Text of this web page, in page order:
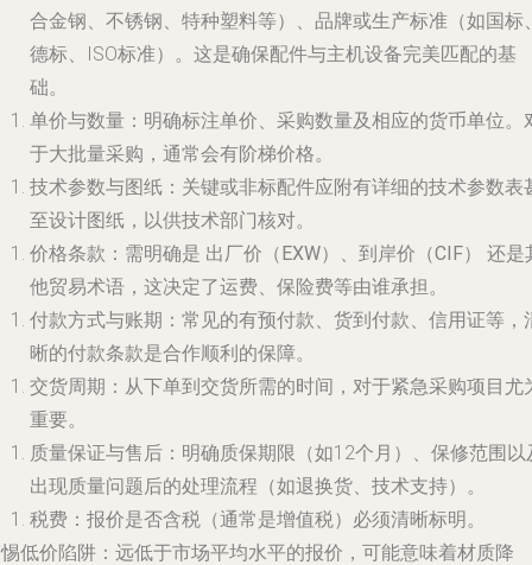
合金钢、不锈钢、特种塑料等）、品牌或生产标准（如国标
德标、ISO标准）。这是确保配件与主机设备完美匹配的基
础。
单价与数量 ：明确标注单价、采购数量及相应的货币单位。
于大批量采购，通常会有阶梯价格。
技术参数与图纸 ：关键或非标配件应附有详细的技术参数表
至设计图纸，以供技术部门核对。
价格条款 ：需明确是 出厂价（EXW） 、 到岸价（CIF）
还是
他贸易术语，这决定了运费、保险费等由谁承担。
付款方式与账期 ：常见的有预付款、货到付款、信用证等，
晰的付款条款是合作顺利的保障。
交货周期 ：从下单到交货所需的时间，对于紧急采购项目尤
重要。
质量保证与售后 ：明确质保期限（如12个月）、保修范围以
出现质量问题后的处理流程（如退换货、技术支持）。
税费 ：报价是否含税（通常是增值税）必须清晰标明。
低价陷阱 ：远低于市场平均水平的报价，可能意味着材质降